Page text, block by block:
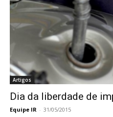
Artigos
Dia da liberdade de
Equipe IR - 31/05/2015